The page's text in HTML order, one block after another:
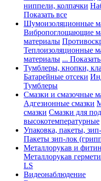
ниппели, колпачки
Показать все
Шумоизоляционные
Вибропоглощающие
материалы
Теплоизоляционные
материалы ...
Тумблеры, кнопки,
Батарейные отсеки
Тумблеры
Смазки и смазочные
Адгезионные смазки
смазки Смазки для
высокотемпературные
Упаковка, пакеты,
Пакеты зип-лок
Металлорукав и
Металлорукав
LS
Видеонаблюдение